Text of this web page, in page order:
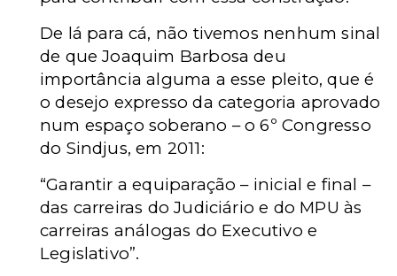
De lá para cá, não tivemos nenhum sinal
de que Joaquim Barbosa deu
importância alguma a esse pleito, que é
o desejo expresso da categoria aprovado
num espaço soberano – o 6º Congresso
do Sindjus, em 2011:
“Garantir a equiparação – inicial e final –
das carreiras do Judiciário e do MPU às
carreiras análogas do Executivo e
Legislativo”.